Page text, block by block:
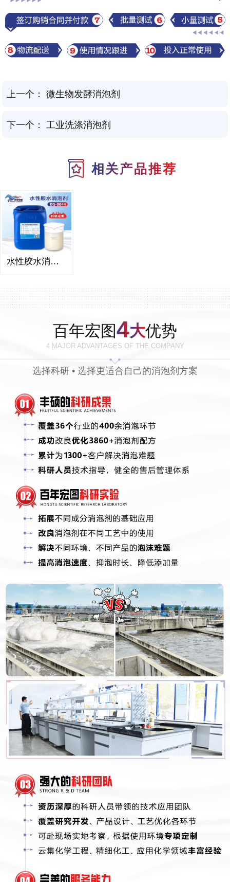
上一个： 微生物发酵消泡剂
下一个： 工业洗涤消泡剂
相关产品推荐
水性胶水消泡剂
百年宏图4大优势
4 MAJOR ADVANTAGES OF THE COMPANY
选择科研 • 选择更适合自己的消泡剂方案